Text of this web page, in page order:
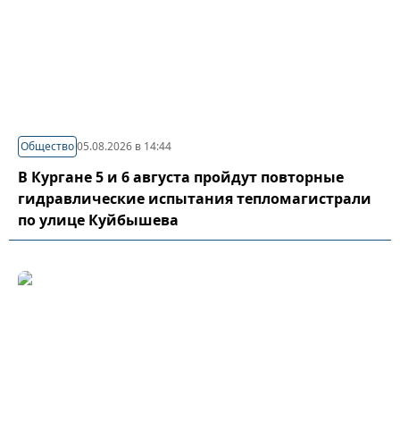
Общество05.08.2026 в 14:44
В Кургане 5 и 6 августа пройдут повторные
гидравлические испытания тепломагистрали
по улице Куйбышева